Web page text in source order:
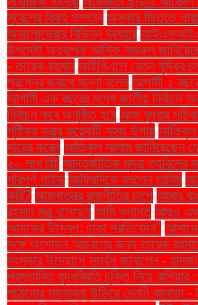
সুরেশের বিবাহ সম্পন্ন অস্কার জিততে
অ্যালোভেরার বিভিন্ন ব্যবহার
উপদেষ্টা অধ্যাপক আসিফ নজরুল
- তারেক রহমান আইপিএলে বেতন বৃদ্ধির
প্রশ্নের জবাবে মান্না বলেন আগামী ২
আগামী এক বছরের মধ্যে জাতীয় নির্বাচন
নির্বাচন কবে অনুষ্ঠিত হবে আজ বুধবার
পুষ্টিকর করার কয়েকটি সহজ উপায় আতিকুল
দায়ের করেন আতিকুল সালাম জানিয়েছেন যে
২০ লাখ হিট আন্তর্জাতিক মুদ্রা তহবিলের
পরিপূর্ণ গাইড আফ্রিদিকে বললেন তামিম
করি? আমলাতন্ত্র রাজনীতির চাপে আমার
রহমান মঞ্জু বলেছেন আমি ক্লান্ত আরও
আসকের উদ্বেগ: ঢাকা প্রতিবেদন" আসামে
সঙ্গে অশোভন আচরণের জন্য তারেক
সংস্কার উদ্যোগে সমর্থন জানালেন - হাদজা
প্রস্তাবিত যুদ্ধবিরতি চুক্তি নিয়ে রাশিয়ার
পাঠানোর সম্ভাবনা উড়িয়ে দেননি কানাডা